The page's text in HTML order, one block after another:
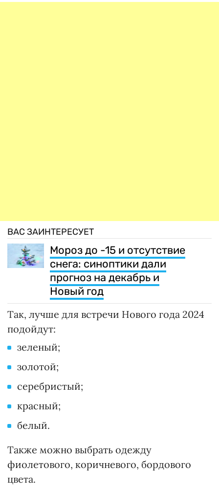
ВАС ЗАИНТЕРЕСУЕТ
Мороз до -15 и отсутствие
снега: синоптики дали
прогноз на декабрь и
Новый год
Так, лучше для встречи Нового года 2024
подойдут:
зеленый;
золотой;
серебристый;
красный;
белый.
Также можно выбрать одежду
фиолетового, коричневого, бордового
цвета.